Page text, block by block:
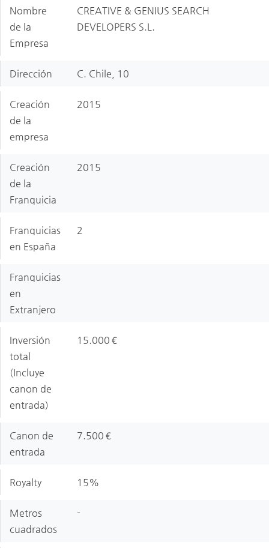
Nombre
de la
Empresa
CREATIVE & GENIUS SEARCH
DEVELOPERS S.L.
Dirección C. Chile, 10
Creación
de la
empresa
2015
Creación
de la
Franquicia
2015
Franquicias
en España
2
Franquicias
en
Extranjero
Inversión
total
(Incluye
canon de
entrada)
15.000€
Canon de
entrada
7.500€
Royalty 15%
Metros
cuadrados
-